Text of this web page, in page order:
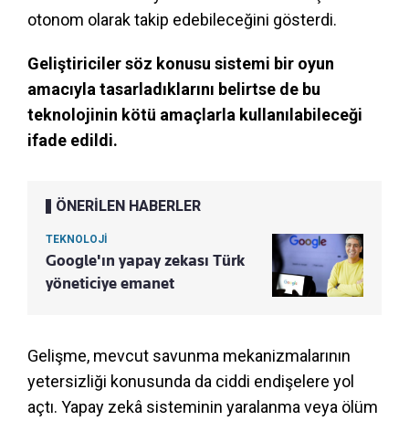
otonom olarak takip edebileceğini gösterdi.
Geliştiriciler söz konusu sistemi bir oyun
amacıyla tasarladıklarını belirtse de bu
teknolojinin kötü amaçlarla kullanılabileceği
ifade edildi.
ÖNERİLEN HABERLER
TEKNOLOJİ
Google'ın yapay zekası Türk
yöneticiye emanet
Gelişme, mevcut savunma mekanizmalarının
yetersizliği konusunda da ciddi endişelere yol
açtı. Yapay zekâ sisteminin yaralanma veya ölüm